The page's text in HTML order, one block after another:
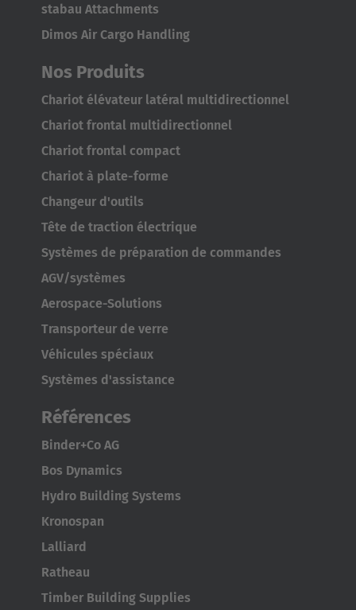
Brasil
Português
United States
English
ASIA/PACIFIC
Australia
English
Japanese
Türkiye
Türkçe
stabau Attachments
Dimos Air Cargo Handling
Nos Produits
Chariot élévateur latéral multidirectionnel
Chariot frontal multidirectionnel
Chariot frontal compact
Chariot à plate-forme
Changeur d'outils
Tête de traction électrique
Systèmes de préparation de commandes
AGV/systèmes
Aerospace-Solutions
Transporteur de verre
Véhicules spéciaux
Systèmes d'assistance
Références
Binder+Co AG
Bos Dynamics
Hydro Building Systems
Kronospan
Lalliard
Ratheau
Timber Building Supplies